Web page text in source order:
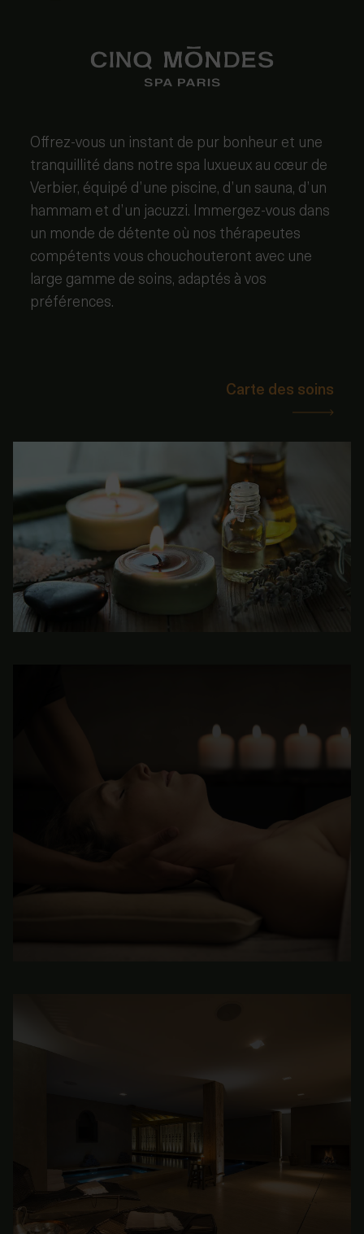
Offrez-vous un instant de pur bonheur et une
tranquillité dans notre spa luxueux au cœur de
Verbier, équipé d’une piscine, d’un sauna, d’un
hammam et d’un jacuzzi. Immergez-vous dans
un monde de détente où nos thérapeutes
compétents vous chouchouteront avec une
large gamme de soins, adaptés à vos
préférences.
Carte des soins